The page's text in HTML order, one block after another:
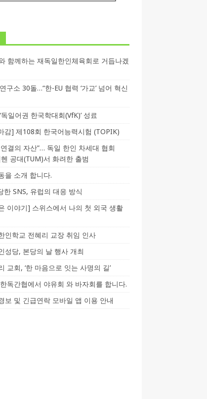
함께하는 재독일한인체육회로 거듭나겠
구소 30돌…“한-EU 협력 ‘가교’ 넘어 혁신
독일어권 한국학대회(VfK)’ 성료
감] 제108회 한국어능력시험 (TOPIK)
결의 자산”… 독일 한인 차세대 협회
공대(TUM)서 화려한 출범
을 소개 합니다.
한 SNS, 유럽의 대응 방식
이야기] 스위스에서 나의 첫 외국 생활
인학교 전혜리 교장 취임 인사
성당, 본당의 날 행사 개최
교회, ‘한 마음으로 잇는 사명의 길’
독간협에서 야유회 와 바자회를 합니다.
보 및 긴급연락 모바일 앱 이용 안내